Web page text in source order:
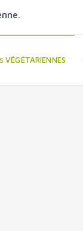
VÉGÉTARIENNES